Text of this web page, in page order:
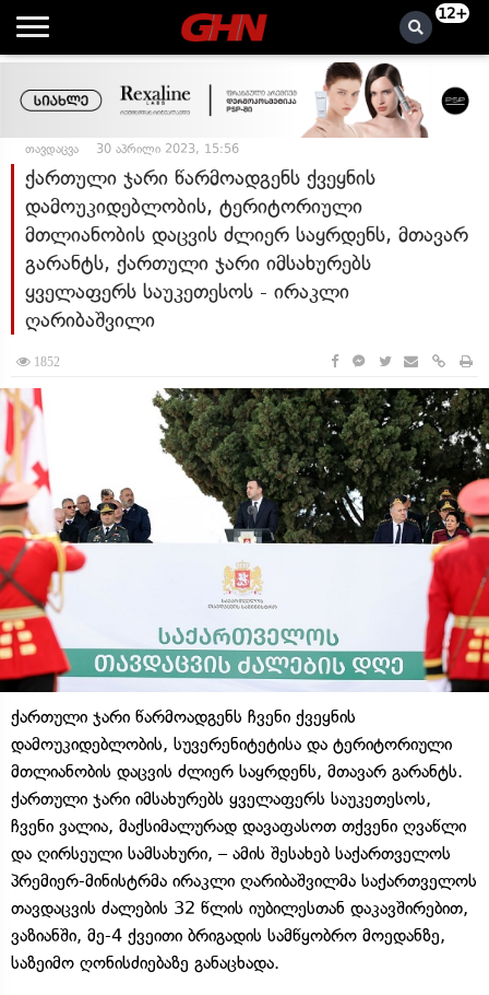
12+
თავდაცვა 30 აპრილი 2023, 15:56
ქართული ჯარი წარმოადგენს ქვეყნის
დამოუკიდებლობის, ტერიტორიული
მთლიანობის დაცვის ძლიერ საყრდენს, მთავარ
გარანტს, ქართული ჯარი იმსახურებს
ყველაფერს საუკეთესოს - ირაკლი
ღარიბაშვილი
1852
ქართული ჯარი წარმოადგენს ჩვენი ქვეყნის
დამოუკიდებლობის, სუვერენიტეტისა და ტერიტორიული
მთლიანობის დაცვის ძლიერ საყრდენს, მთავარ გარანტს.
ქართული ჯარი იმსახურებს ყველაფერს საუკეთესოს,
ჩვენი ვალია, მაქსიმალურად დავაფასოთ თქვენი ღვაწლი
და ღირსეული სამსახური, – ამის შესახებ საქართველოს
პრემიერ-მინისტრმა ირაკლი ღარიბაშვილმა საქართველოს
თავდაცვის ძალების 32 წლის იუბილესთან დაკავშირებით,
ვაზიანში, მე-4 ქვეითი ბრიგადის სამწყობრო მოედანზე,
საზეიმო ღონისძიებაზე განაცხადა.